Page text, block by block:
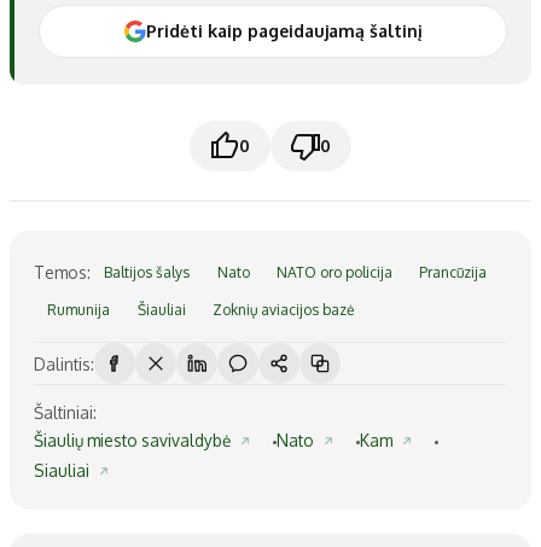
Pridėti kaip pageidaujamą šaltinį
0 0
Temos: Baltijos šalys Nato NATO oro policija Prancūzija
Rumunija Šiauliai Zoknių aviacijos bazė
Dalintis:
Šaltiniai:
Šiaulių miesto savivaldybė
Nato
Kam
Siauliai